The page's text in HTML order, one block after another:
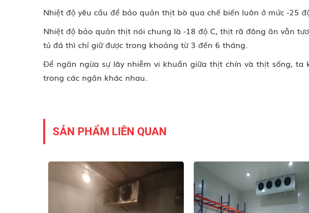
Nhiệt độ yêu cầu để bảo quản thịt bò qua chế biến luôn ở mức -25
Nhiệt độ bảo quản thịt nói chung là -18 độ C, thịt rã đông ăn vẫn
tủ đá thì chỉ giữ được trong khoảng từ 3 đến 6 tháng.
Để ngăn ngừa sự lây nhiễm vi khuẩn giữa thịt chín và thịt sống,
trong các ngăn khác nhau.
SẢN PHẨM LIÊN QUAN